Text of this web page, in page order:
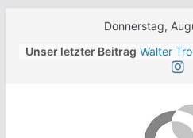
Donnerstag,
Unser letzter Beitrag Walter
Jean-
Modena